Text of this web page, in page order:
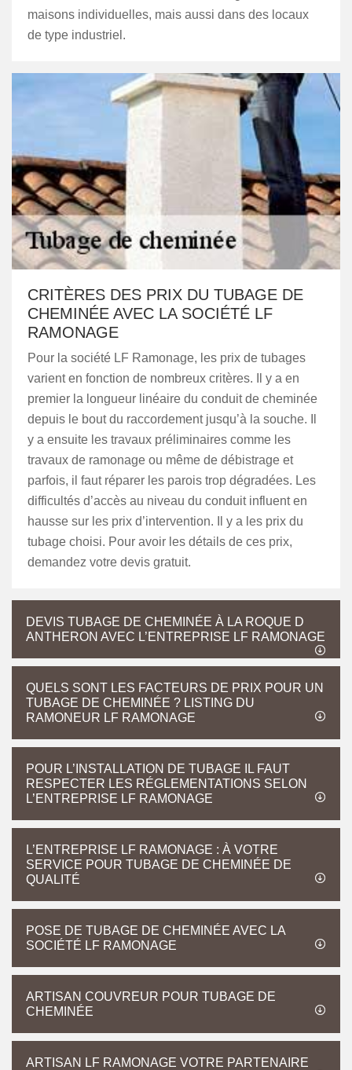
maisons individuelles, mais aussi dans des locaux
de type industriel.
CRITÈRES DES PRIX DU TUBAGE DE
CHEMINÉE AVEC LA SOCIÉTÉ LF
RAMONAGE
Pour la société LF Ramonage, les prix de tubages
varient en fonction de nombreux critères. Il y a en
premier la longueur linéaire du conduit de cheminée
depuis le bout du raccordement jusqu’à la souche. Il
y a ensuite les travaux préliminaires comme les
travaux de ramonage ou même de débistrage et
parfois, il faut réparer les parois trop dégradées. Les
difficultés d’accès au niveau du conduit influent en
hausse sur les prix d’intervention. Il y a les prix du
tubage choisi. Pour avoir les détails de ces prix,
demandez votre devis gratuit.
DEVIS TUBAGE DE CHEMINÉE À LA ROQUE D
ANTHERON AVEC L’ENTREPRISE LF RAMONAGE
QUELS SONT LES FACTEURS DE PRIX POUR UN
TUBAGE DE CHEMINÉE ? LISTING DU
RAMONEUR LF RAMONAGE
POUR L’INSTALLATION DE TUBAGE IL FAUT
RESPECTER LES RÉGLEMENTATIONS SELON
L’ENTREPRISE LF RAMONAGE
L’ENTREPRISE LF RAMONAGE : À VOTRE
SERVICE POUR TUBAGE DE CHEMINÉE DE
QUALITÉ
POSE DE TUBAGE DE CHEMINÉE AVEC LA
SOCIÉTÉ LF RAMONAGE
ARTISAN COUVREUR POUR TUBAGE DE
CHEMINÉE
ARTISAN LF RAMONAGE VOTRE PARTENAIRE